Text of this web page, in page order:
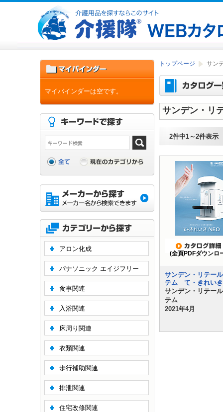
トップページ サン
サンデン・リ
2件中1～2件表示
(全頁PDFダウンロ
サンデン・リテー
テム て・きれい
サンデン・リテー
テム
2021年4月
マイバインダーは空です。
アロン化成
パナソニック エイジフリー
食事関連
入浴関連
床周り関連
衣類関連
歩行補助関連
排泄関連
住宅改修関連